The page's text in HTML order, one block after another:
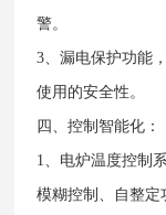
警。
3、漏电保护功能
使用的安全性。
四、控制智能化：
1、电炉温度控制
模糊控制、自整定